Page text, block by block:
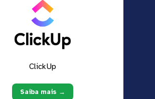
ClickUp
Saiba mais →